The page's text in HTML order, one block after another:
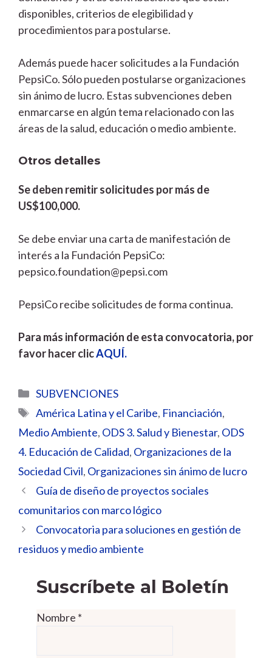
disponibles, criterios de elegibilidad y
procedimientos para postularse.
Además puede hacer solicitudes a la Fundación
PepsiCo. Sólo pueden postularse organizaciones
sin ánimo de lucro. Estas subvenciones deben
enmarcarse en algún tema relacionado con las
áreas de la salud, educación o medio ambiente.
Otros detalles
Se deben remitir solicitudes por más de
US$100,000.
Se debe enviar una carta de manifestación de
interés a la Fundación PepsiCo:
pepsico.foundation@pepsi.com
PepsiCo recibe solicitudes de forma continua.
Para más información de esta convocatoria, por
favor hacer clicAQUÍ.
Categorías
SUBVENCIONES
Etiquetas
América Latina y el Caribe, Financiación,
Medio Ambiente, ODS 3. Salud y Bienestar, ODS
4. Educación de Calidad, Organizaciones de la
Sociedad Civil, Organizaciones sin ánimo de lucro
Guía de diseño de proyectos sociales
comunitarios con marco lógico
Convocatoria para soluciones en gestión de
residuos y medio ambiente
Suscríbete al Boletín
Nombre *